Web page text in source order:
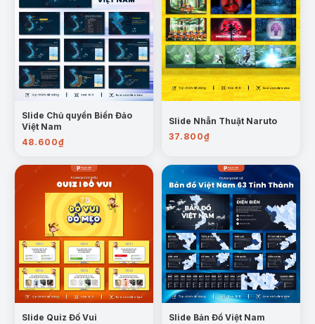
Slide Chủ quyền Biển Đảo
Việt Nam
48.600₫
Slide Nhẫn Thuật Naruto
37.800₫
Slide Quiz Đố Vui
Slide Bản Đồ Việt Nam